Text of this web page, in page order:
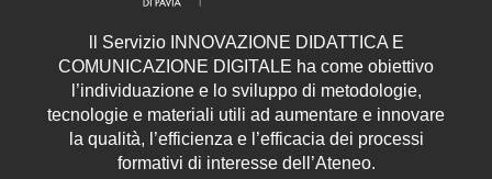
Servizio INNOVAZIONE DIDATTICA E
COMUNICAZIONE DIGITALE ha come obiettivo
l’individuazione e lo sviluppo di metodologie,
tecnologie e materiali utili ad aumentare e innovare
la qualità, l’efficienza e l’efficacia dei processi
formativi di interesse dell’Ateneo.